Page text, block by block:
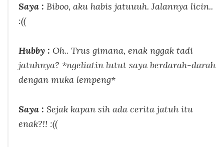
Saya : Biboo, aku habis jatuuuh. Jalannya licin..
:((
Hubby : Oh.. Trus gimana, enak nggak tadi
jatuhnya? *ngeliatin lutut saya berdarah-darah
dengan muka lempeng*
Saya : Sejak kapan sih ada cerita jatuh itu
enak?!! :((